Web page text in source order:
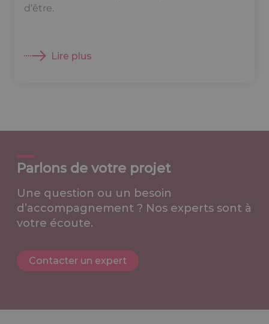
d’être.
Lire plus
Parlons de votre projet
Une question ou un besoin
d’accompagnement ? Nos experts sont à
votre écoute.
Contacter un expert